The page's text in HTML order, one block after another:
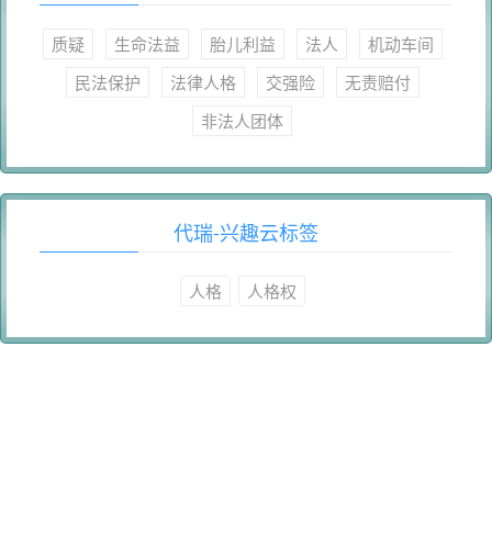
质疑 生命法益 胎儿利益 法人
机动车间
民法保护
法律人格 交强险
无责赔付
非法人团体
代瑞-兴趣云标签
人格 人格权